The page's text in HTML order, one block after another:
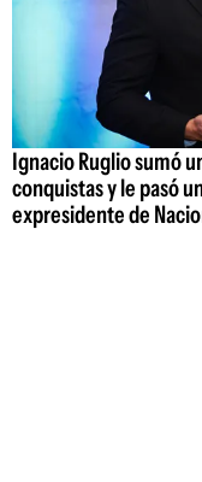
Ignacio Ruglio sumó
conquistas y le pasó
expresidente de